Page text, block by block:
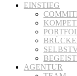
EINSTIEG
AGENTUR